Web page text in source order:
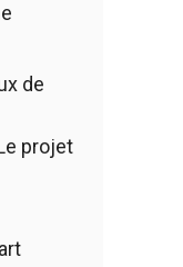
de
projet